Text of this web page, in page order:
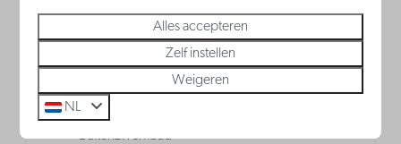
Appartement huren in Zeebrugge aan de
haven? Boek nu je vakantie en geniet van het
'Brugge aan zee' met de hele familie. Beste
prijs gegarandeerd.
Buitenzwembad
Alles accepteren
Zelf instellen
Weigeren
NL